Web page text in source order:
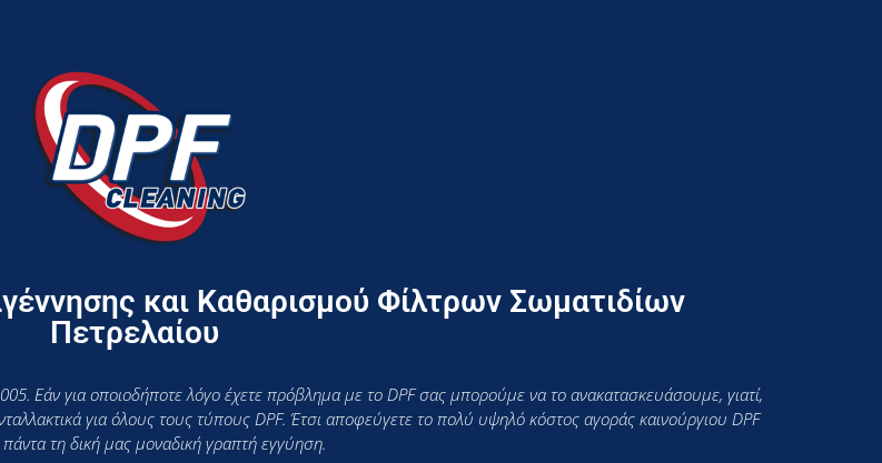
και Καθαρισμού Φίλτρων Σωματιδίων
Πετρελαίου
Εάν για οποιοδήποτε λόγο έχετε πρόβλημα με το DPF σας μπορούμε να το ανακατασκευάσουμε, γιατί,
για όλους τους τύπους DPF. Έτσι αποφεύγετε το πολύ υψηλό κόστος αγοράς καινούργιου DPF
πάντα τη δική μας μοναδική γραπτή εγγύηση.